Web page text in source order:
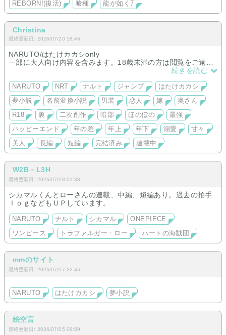
REBORN!(復活) 喰種 龍が如く7
Christina
最終更新日: 2026/07/20 18:46
NARUTO/はたけカカシonly
一部に大人向け内容を含みます。18歳未満の方は閲覧をご遠慮
基本的にハッピーエンド作品のみ掲載しています。
続きを読む
NARUTO NRT ナルト ジャンプ
はたけカカシ
夢小説
名前変換小説 男装 恋人 嫁
奥さん
R18
裏 二次創作 暗部 ほのぼの
最強
ハッピーエンド
年の差 年上 年下 溺愛
甘々
美人
長編 短編 完結済み 連載中
W2B－L3H
最終更新日: 2026/07/18 01:33
シカマルくんとローさんの連載、中編、短編あり。過去の拍手
ｌｏｇなどもＵＰしています。
NARUTO ナルト シカマル
ONEPIECE
ワンピース
トラファルガー・ロー ハートの海賊団
mmのサイト
最終更新日: 2026/07/17 22:46
NARUTO はたけカカシ 夢小説
絵空言
最終更新日: 2026/07/05 08:59